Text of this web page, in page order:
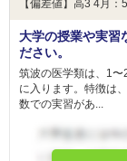
藤田
日本
日本
【偏差値】高3 4月
大学の授業や実習
ださい。
筑波の医学類は、1
に入ります。特徴は
数での実習があ...